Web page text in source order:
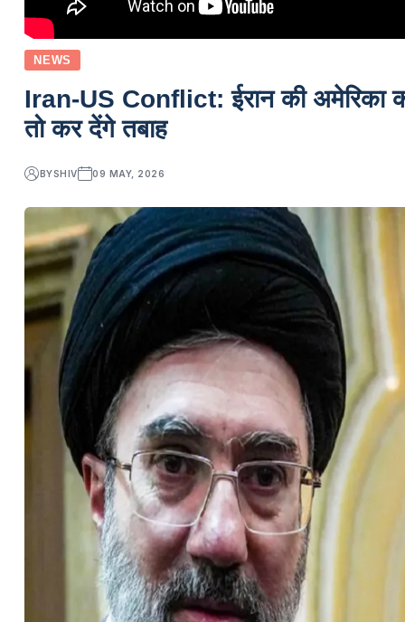
NEWS
Iran-US Conflict: ईरान की अमेरिका
तो कर देंगे तबाह
BYSHIV 09 MAY, 2026